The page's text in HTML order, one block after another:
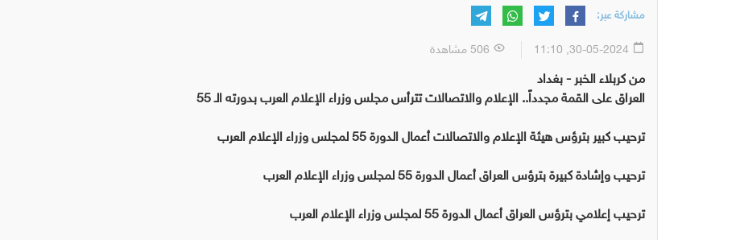
مشاركة عبر:
من كربلاء الخبر - بغداد
العراق على القمة مجدداً.. الإعلام والاتصالات تترأس مجلس وزراء الإعلام العرب بدورته الـ 55
ترحيب كبير بترؤس هيئة الإعلام والاتصالات أعمال الدورة 55 لمجلس وزراء الإعلام العرب
ترحيب وإشادة كبيرة بترؤس العراق أعمال الدورة 55 لمجلس وزراء الإعلام العرب
ترحيب إعلامي بترؤس العراق أعمال الدورة 55 لمجلس وزراء الإعلام العرب